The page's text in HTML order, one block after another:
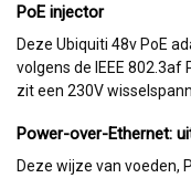
PoE injector
Deze Ubiquiti 48v PoE
volgens de IEEE
zit een 230V
Power-over-Ethernet:
Deze wijze van voeden,